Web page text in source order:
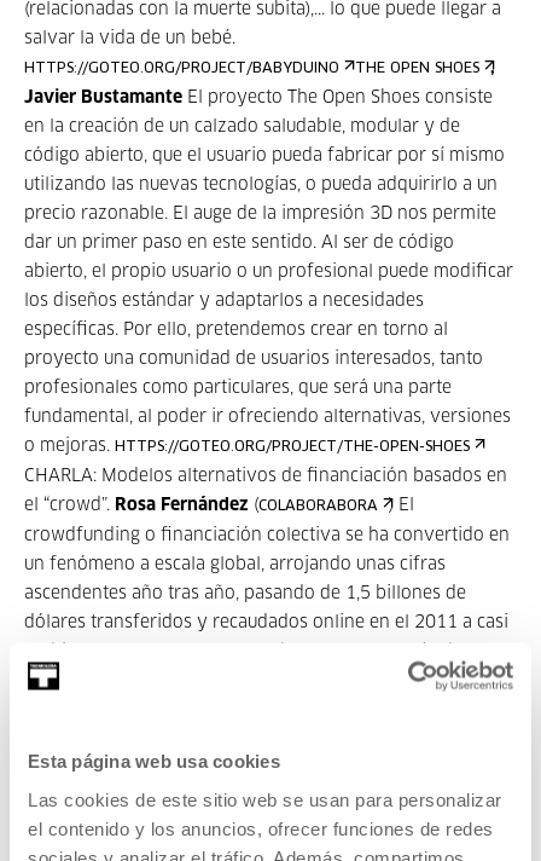
Esta página web usa cookies
Las cookies de este sitio web se usan para personalizar
el contenido y los anuncios, ofrecer funciones de redes
sociales y analizar el tráfico. Además, compartimos
(relacionadas con la muerte subita),... lo que puede llegar a
salvar la vida de un bebé.
HTTPS://GOTEO.ORG/PROJECT/BABYDUINO THE OPEN SHOES
,
Javier Bustamante El proyecto The Open Shoes consiste
en la creación de un calzado saludable, modular y de
código abierto, que el usuario pueda fabricar por sí mismo
utilizando las nuevas tecnologías, o pueda adquirirlo a un
precio razonable. El auge de la impresión 3D nos permite
dar un primer paso en este sentido. Al ser de código
abierto, el propio usuario o un profesional puede modificar
los diseños estándar y adaptarlos a necesidades
específicas. Por ello, pretendemos crear en torno al
proyecto una comunidad de usuarios interesados, tanto
profesionales como particulares, que será una parte
fundamental, al poder ir ofreciendo alternativas, versiones
o mejoras. HTTPS://GOTEO.ORG/PROJECT/THE-OPEN-SHOES
CHARLA: Modelos alternativos de financiación basados en
el “crowd”. Rosa Fernández (COLABORABORA
) El
crowdfunding o financiación colectiva se ha convertido en
un fenómeno a escala global, arrojando unas cifras
ascendentes año tras año, pasando de 1,5 billones de
dólares transferidos y recaudados online en el 2011 a casi
países. Durante la sesión nos adentraremos en analizar
Comenzaremos explicando el concepto actual, un breve
recorrido por la historia, tipologías y algunos datos y
evolución. Después nos sumergiremos en el crowdfunding
de recompensas, expondremos una batería de consejos